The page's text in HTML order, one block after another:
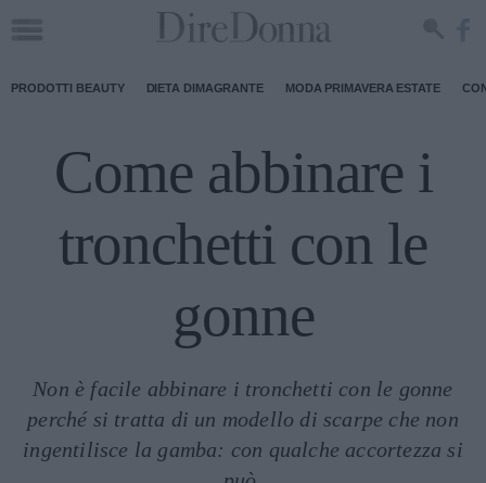
PRODOTTI BEAUTY DIETA DIMAGRANTE MODA PRIMAVERA ESTATE
Come abbinare i
tronchetti con le
gonne
Non è facile abbinare i tronchetti con le gonne
perché si tratta di un modello di scarpe che non
ingentilisce la gamba: con qualche accortezza si